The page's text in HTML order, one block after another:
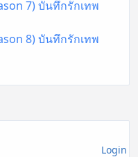
7) บันทึกรักเทพ
8) บันทึกรักเทพ
Login